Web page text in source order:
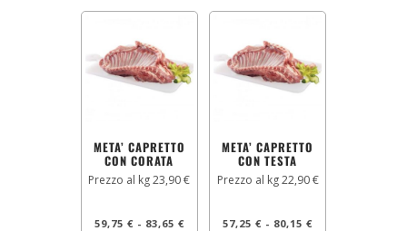
META’ CAPRETTO
CON CORATA
Prezzo al kg 23,90 €
59,75 € - 83,65 €
META’ CAPRETTO
CON TESTA
Prezzo al kg 22,90 €
57,25€ - 80,15€